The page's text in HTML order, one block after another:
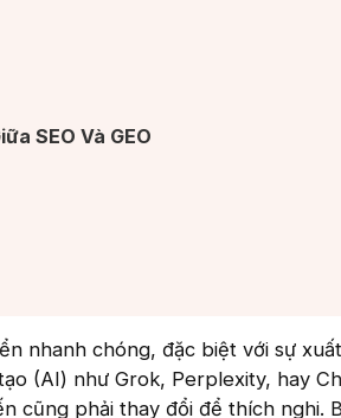
SEO Và GEO​
nhanh chóng, đặc biệt với sự
(AI) như Grok, Perplexity, hay
cũng phải thay đổi để thích nghi.